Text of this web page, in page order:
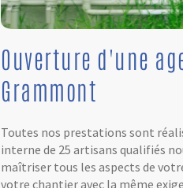
Ouverture d'une
Grammont
Toutes nos prestations sont
interne de 25 artisans qualifiés
maîtriser tous les aspects de
votre chantier avec la même